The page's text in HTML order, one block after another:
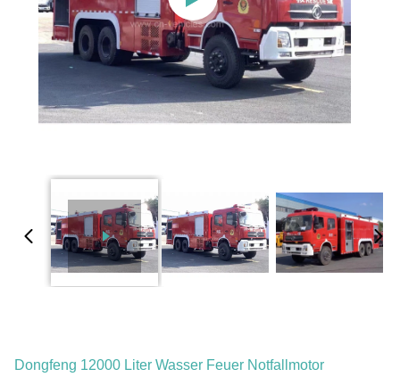
Dongfeng 12000 Liter Wasser Feuer Notfallmotor